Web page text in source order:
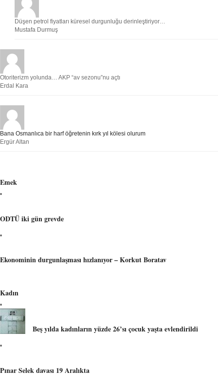
Düşen petrol fiyatları küresel durgunluğu derinleştiriyor…
Mustafa Durmuş
Otoriterizm yolunda… AKP “av sezonu”nu açtı
Erdal Kara
Bana Osmanlıca bir harf öğretenin kırk yıl kölesi olurum
Ergür Altan
Emek
ODTÜ iki gün grevde
Ekonominin durgunlaşması hızlanıyor – Korkut Boratav
Kadın
Beş yılda kadınların yüzde 26’sı çocuk yaşta evlendirildi
Pınar Selek davası 19 Aralıkta